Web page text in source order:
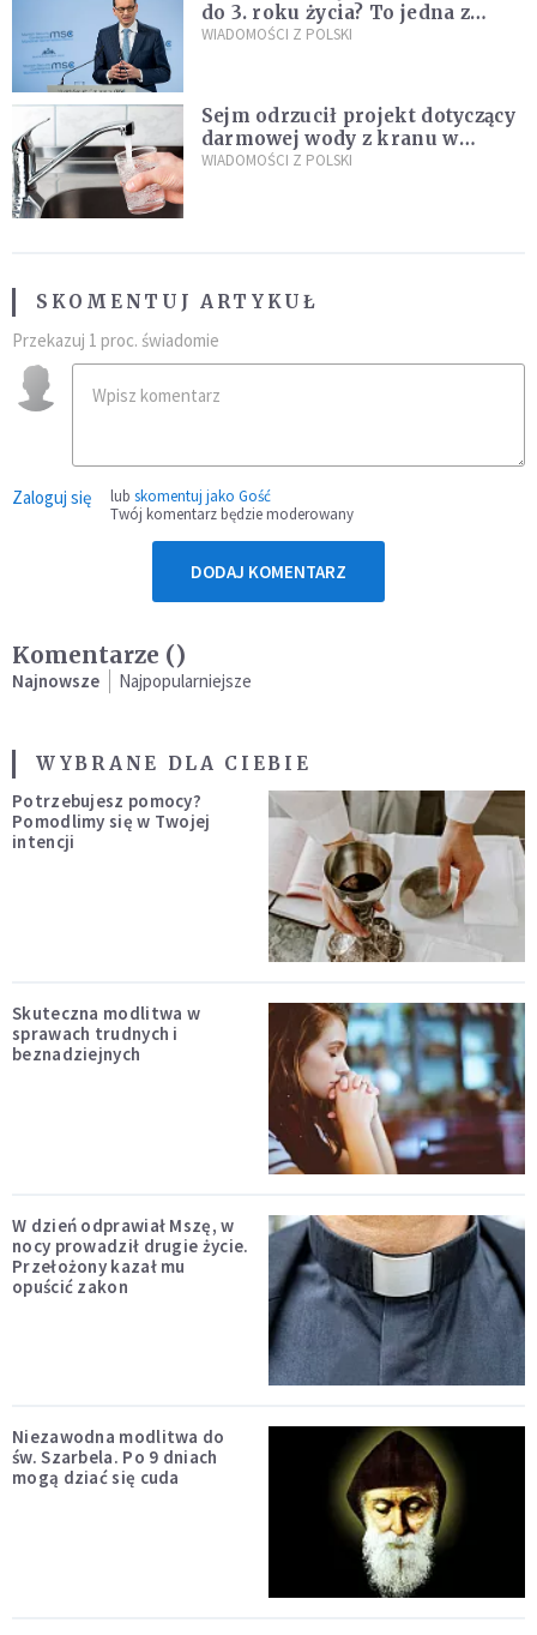
do 3. roku życia? To jedna z
propozycji programu "Rozwój
WIADOMOŚCI Z POLSKI
Sejm odrzucił projekt dotyczący
darmowej wody z kranu w
restauracjach
WIADOMOŚCI Z POLSKI
SKOMENTUJ ARTYKUŁ
Przekazuj 1 proc. świadomie
Zaloguj się lub skomentuj jako Gość
Twój komentarz będzie moderowany
DODAJ KOMENTARZ
Komentarze ()
Najnowsze Najpopularniejsze
WYBRANE DLA CIEBIE
Potrzebujesz pomocy?
Pomodlimy się w Twojej
intencji
Skuteczna modlitwa w
sprawach trudnych i
beznadziejnych
W dzień odprawiał Mszę, w
nocy prowadził drugie życie.
Przełożony kazał mu
opuścić zakon
Niezawodna modlitwa do
św. Szarbela. Po 9 dniach
mogą dziać się cuda